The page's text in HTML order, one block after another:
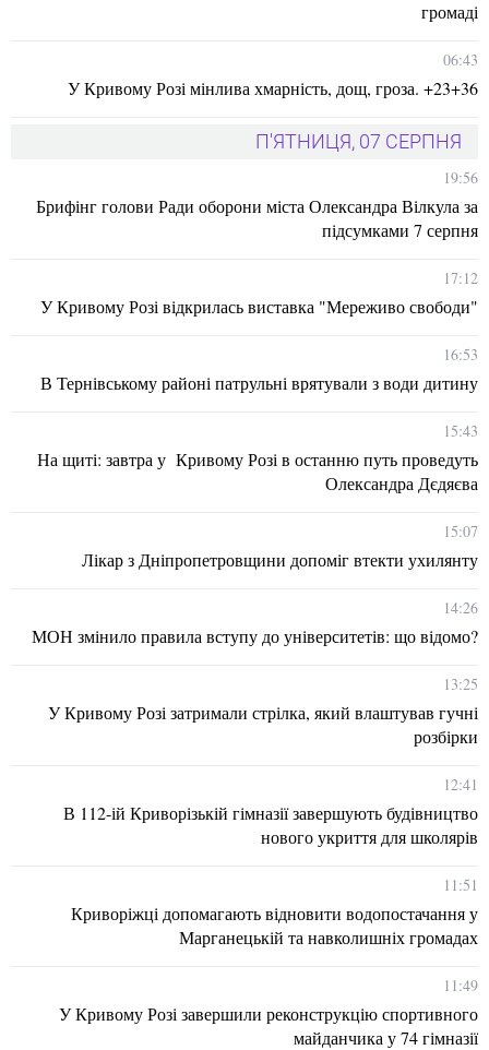
громаді
06:43
У Кривому Розі мінлива хмарність, дощ, гроза. +23+36
П'ЯТНИЦЯ, 07 СЕРПНЯ
19:56
Брифінг голови Ради оборони міста Олександра Вілкула за
підсумками 7 серпня
17:12
У Кривому Розі відкрилась виставка "Мереживо свободи"
16:53
В Тернівському районі патрульні врятували з води дитину
15:43
На щиті: завтра у Кривому Розі в останню путь проведуть
Олександра Дєдяєва
15:07
Лікар з Дніпропетровщини допоміг втекти ухилянту
14:26
МОН змінило правила вступу до університетів: що відомо?
13:25
У Кривому Розі затримали стрілка, який влаштував гучні
розбірки
12:41
В 112-ій Криворізькій гімназії завершують будівництво
нового укриття для школярів
11:51
Криворіжці допомагають відновити водопостачання у
Марганецькій та навколишніх громадах
11:49
У Кривому Розі завершили реконструкцію спортивного
майданчика у 74 гімназії